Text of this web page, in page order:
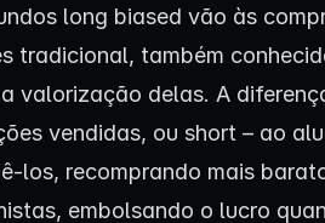
long biased vão às
tradicional, também
valorização delas. A
vendidas, ou short – ao
los, recomprando mais
embolsando o lucro